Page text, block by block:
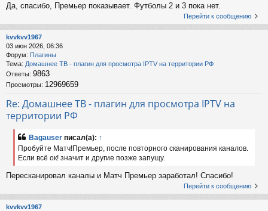
Да, спасибо, Премьер показывает. Футболы 2 и 3 пока нет.
Перейти к сообщению
kvvkvv1967
03 июн 2026, 06:36
Форум: Плагины
Тема: Домашнее ТВ - плагин для просмотра IPTV на территории РФ
Ответы: 9863
Просмотры: 12969659
Re: Домашнее ТВ - плагин для просмотра IPTV на
территории РФ
Bagauser писал(а): ↑
Пробуйте Матч!Премьер, после повторного сканирования каналов.
Если всё ок! значит и другие позже запущу.
Пересканировал каналы и Матч Премьер заработал! Спасибо!
Перейти к сообщению
kvvkvv1967